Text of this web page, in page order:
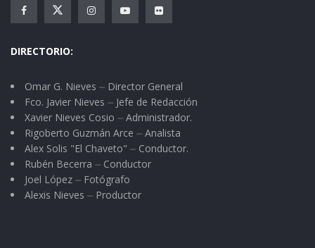
DIRECTORIO:
Omar G. Nieves ⏤ Director General
Fco. Javier Nieves ⏤ Jefe de Redacción
Xavier Nieves Cosio ⏤ Administrador.
Rigoberto Guzmán Arce ⏤ Analista
Alex Solis "El Chaveto" ⏤ Conductor.
Rubén Becerra ⏤ Conductor
Joel López ⏤ Fotógrafo
Alexis Nieves ⏤ Productor